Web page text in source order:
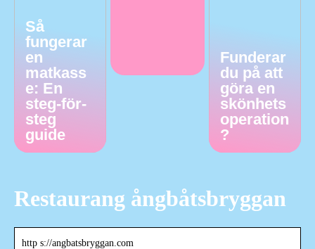
Så
fungerar
en
matkass
e: En
steg-för-
steg
guide
Funderar
du på att
göra en
skönhets
operation
?
Restaurang ångbåtsbryggan
http s://angbatsbryggan.com